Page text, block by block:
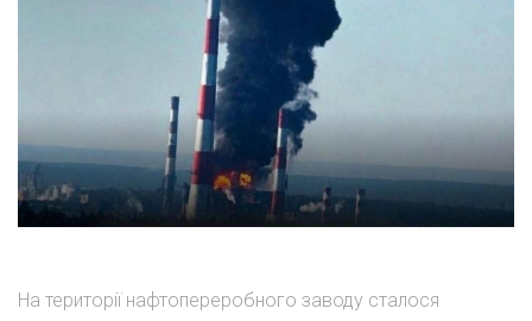
На території нафтопереробного заводу сталося